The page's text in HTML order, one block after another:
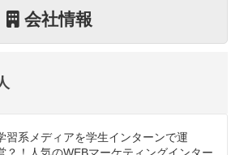
会社情報
習系メディアを学生インターンで運